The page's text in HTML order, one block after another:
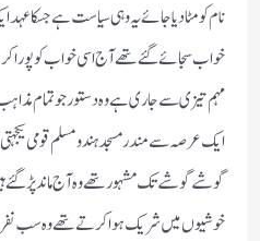
نام کو مٹادیا جائے یہ وہی سیاست ہے جسکا عہد
خواب سجائے گئے تھے آج اسی خواب کو پورا
مہم تیزی سے جاری ہے وہ دستور جو تمام
ایک عرصہ سے مندر مسجد ہندو مسلم قومی
گوشے گوشے تک مشہور تھے وہ آج ماند پڑگئے
خوشیوں میں شریک ہوا کرتے تھے وہ سب